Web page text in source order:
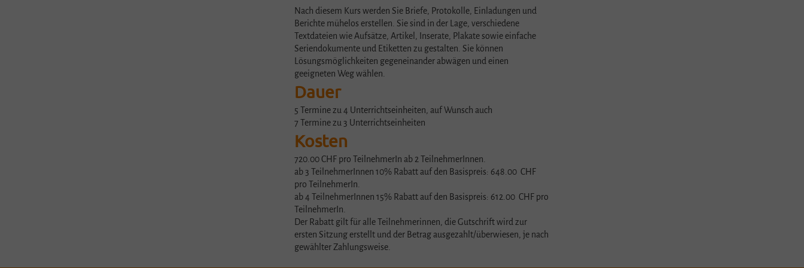
Nach diesem Kurs werden Sie Briefe, Protokolle, Einladungen und
Berichte mühelos erstellen. Sie sind in der Lage, verschiedene
Textdateien wie Aufsätze, Artikel, Inserate, Plakate sowie einfache
Seriendokumente und Etiketten zu gestalten. Sie können
Lösungsmöglichkeiten gegeneinander abwägen und einen
geeigneten Weg wählen.
Dauer
5 Termine zu 4 Unterrichtseinheiten, auf Wunsch auch
7 Termine zu 3 Unterrichtseinheiten
Kosten
720.00 CHF pro TeilnehmerIn ab 2 TeilnehmerInnen.
ab 3 TeilnehmerInnen 10% Rabatt auf den Basispreis: 648.00 CHF
pro TeilnehmerIn.
ab 4 TeilnehmerInnen 15% Rabatt auf den Basispreis: 612.00 CHF pro
TeilnehmerIn.
Der Rabatt gilt für alle Teilnehmerinnen, die Gutschrift wird zur
ersten Sitzung erstellt und der Betrag ausgezahlt/überwiesen, je nach
gewählter Zahlungsweise.